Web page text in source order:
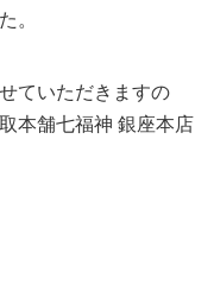
。
ていただきますの
本舗七福神 銀座本店